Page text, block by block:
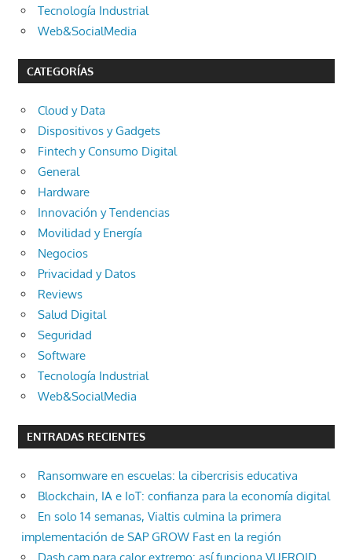
Tecnología Industrial
Web&SocialMedia
CATEGORÍAS
Cloud y Data
Dispositivos y Gadgets
Fintech y Consumo Digital
General
Hardware
Innovación y Tendencias
Movilidad y Energía
Negocios
Privacidad y Datos
Reviews
Salud Digital
Seguridad
Software
Tecnología Industrial
Web&SocialMedia
ENTRADAS RECIENTES
Ransomware en escuelas: la cibercrisis educativa
Blockchain, IA e IoT: confianza para la economía digital
En solo 14 semanas, Vialtis culmina la primera
implementación de SAP GROW Fast en la región